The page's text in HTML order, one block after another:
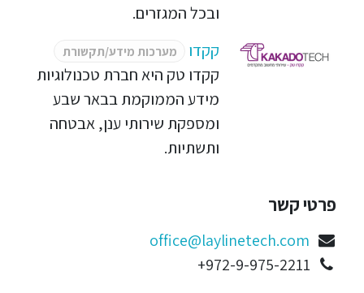
ובכל המגזרים.
קקדו
מערכות מידע/תקשורת
קקדו טק היא חברת טכנולוגיות
מידע הממוקמת בבאר שבע
ומספקת שירותי ענן, אבטחה
ותשתיות.
פרטי קשר
office@laylinetech.com
972-9-975-2211+